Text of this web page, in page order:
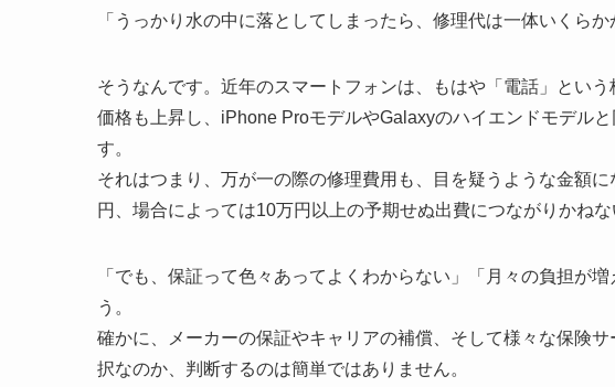
「うっかり水の中に落としてしまったら、修理代は一体いくら
そうなんです。近年のスマートフォンは、もはや「電話」とい
価格も上昇し、iPhone ProモデルやGalaxyのハイエンドモデル
す。
それはつまり、万が一の際の修理費用も、目を疑うような金額
円、場合によっては10万円以上の予期せぬ出費につながりかねな
「でも、保証って色々あってよくわからない」「月々の負担が
う。
確かに、メーカーの保証やキャリアの補償、そして様々な保険
択なのか、判断するのは簡単ではありません。